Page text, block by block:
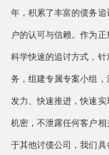
年，积累了丰富的债务
户的认可与信赖。作为
科学快速的追讨方式，
务，组建专属专案小组
发力、快速推进，快速
机密，不泄露任何客户
于其他讨债公司，我们